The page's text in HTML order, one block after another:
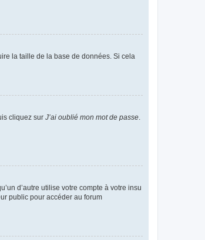
la taille de la base de données. Si cela
cliquez sur J’ai oublié mon mot de passe
d’autre utilise votre compte à votre insu
public pour accéder au forum